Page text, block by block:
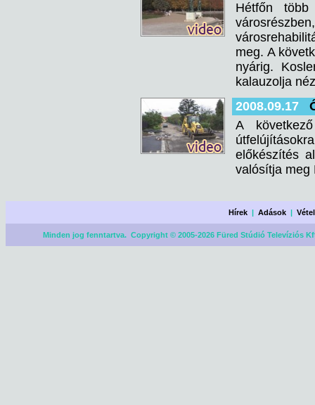
Hétfőn
meg. A
nyárig.
kalauzolja
2008.09.17
A
előkészítés
valósítja meg
Hírek |Adások |
Minden jog fenntartva. Copyright © 2005-2026 Füred Stúdió Televíziós